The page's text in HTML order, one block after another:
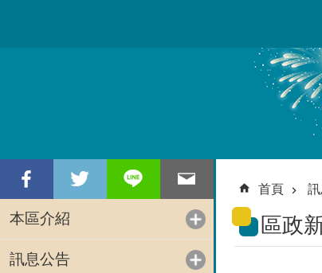
本區介紹
訊息公告
首頁
區政